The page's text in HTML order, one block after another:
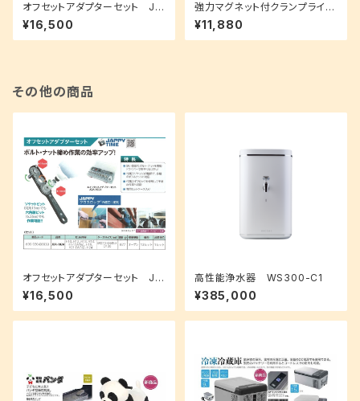
オフセットアダプターセット JO
A-1024
¥16,500
強力マグネット付クランプライト
CML-1600
¥11,880
その他の商品
オフセットアダプターセット JO
A-1024
¥16,500
高性能浄水器 WS300-C1
¥385,000